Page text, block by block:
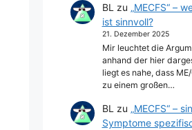
BL zu „MECFS“ –
ist sinnvoll?
21. Dezember 2025
Mir leuchtet die
anhand der hier
liegt es nahe, dass
zu einem großen…
BL zu „MECFS“ –
Symptome